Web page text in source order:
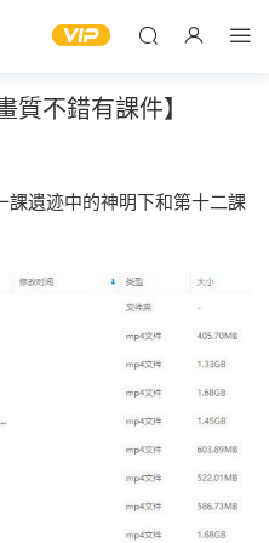
質不錯有課件】
課遺迹中的神明下和第十二課